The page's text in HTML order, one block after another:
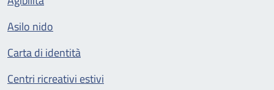
Asilo nido
Carta di identità
Centri ricreativi estivi